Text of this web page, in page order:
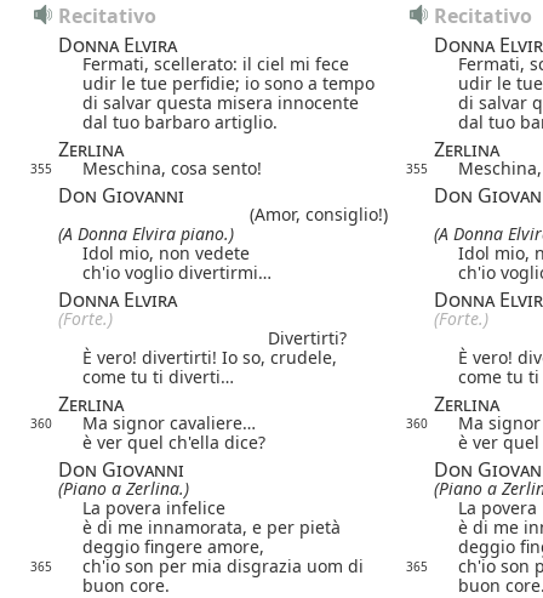
Recitativo
Recitativo
Donna Elvira
Donna
Fermati, scellerato: il ciel mi fece
Fermati,
udir le tue perfidie; io sono a tempo
udir le
di salvar questa misera innocente
di salvar
dal tuo barbaro artiglio.
dal tuo
Zerlina Zerlina
355 Meschina, cosa sento! 355
Don Giovanni Don
(Amor, consiglio!)
(A Donna Elvira piano.)
(A Donna
Idol mio, non vedete
Idol mio,
ch'io voglio divertirmi…
ch'io
Donna Elvira Donna
(Forte.)
(Forte.)
Divertirti?
È vero! divertirti! Io so, crudele,
È vero!
come tu ti diverti…
come tu
Zerlina Zerlina
360 Ma signor cavaliere… 360
Ma
è ver quel ch'ella dice?
è ver quel
Don Giovanni Don
(Piano a Zerlina.)
(Piano a
La povera infelice
La
è di me innamorata, e per pietà
è di me
deggio fingere amore,
deggio
365
ch'io son per mia disgrazia uom di
buon core.
365
ch'io son
buon